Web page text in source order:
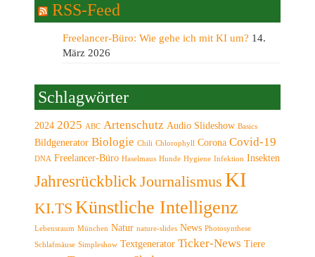
RSS-Feed
Freelancer-Büro: Wie gehe ich mit KI um? 14.
März 2026
Schlagwörter
2024 2025 ABC Artenschutz Audio Slideshow Basics
Bildgenerator Biologie Chili Chlorophyll Corona Covid-19
DNA Freelancer-Büro Haselmaus Hunde Hygiene Infektion Insekten
Jahresrückblick Journalismus KI
KI.TS Künstliche Intelligenz
Lebensraum München Natur nature-slides News Photosynthese
Schlafmäuse Simpleshow Textgenerator Ticker-News Tiere